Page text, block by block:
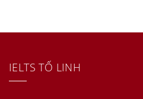
IELTS TỐ LINH